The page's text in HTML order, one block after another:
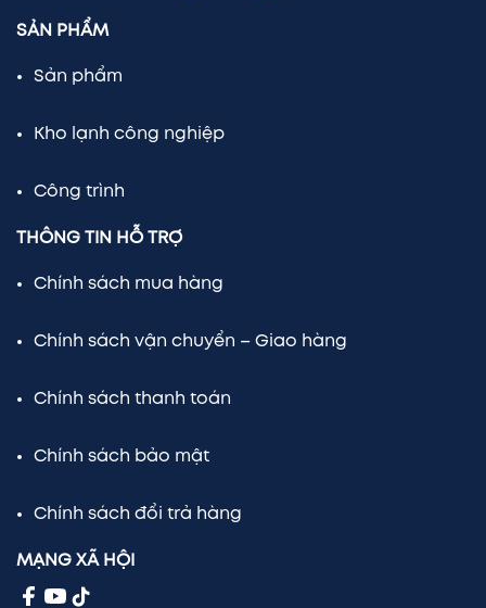
SẢN PHẨM
Sản phẩm
Kho lạnh công nghiệp
Công trình
THÔNG TIN HỖ TRỢ
Chính sách mua hàng
Chính sách vận chuyển – Giao hàng
Chính sách thanh toán
Chính sách bảo mật
Chính sách đổi trả hàng
MẠNG XÃ HỘI